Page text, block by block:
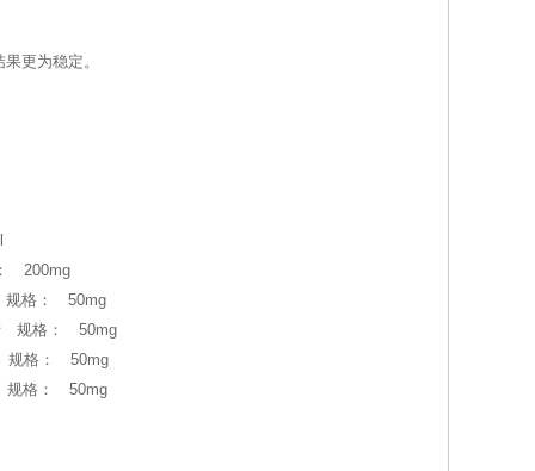
更为稳定。
200mg
规格： 50mg
规格： 50mg
规格： 50mg
规格： 50mg